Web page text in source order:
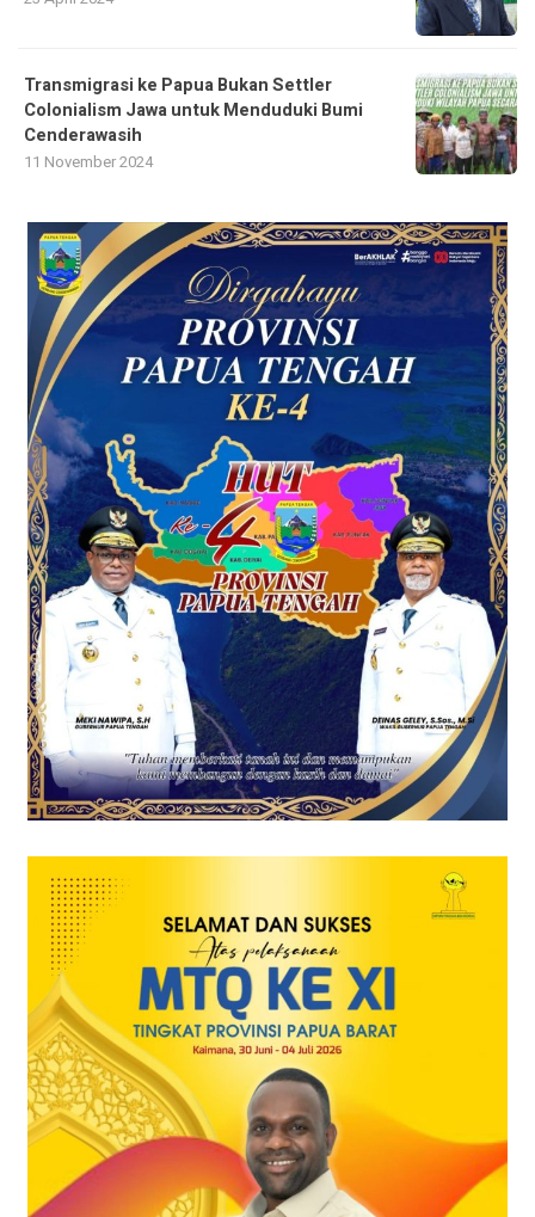
Transmigrasi ke Papua Bukan Settler
Colonialism Jawa untuk Menduduki Bumi
Cenderawasih
11 November 2024